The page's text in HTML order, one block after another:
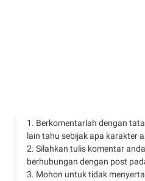
1. Berkomentarlah dengan
lain tahu sebijak apa karakter
2. Silahkan tulis komentar
berhubungan dengan post
3. Mohon untuk tidak